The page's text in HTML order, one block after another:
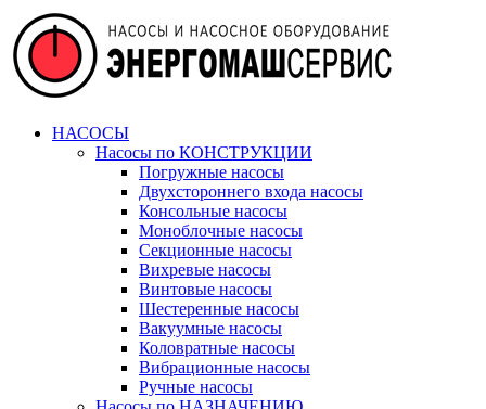
НАСОСЫ
Насосы по КОНСТРУКЦИИ
Погружные насосы
Двухстороннего входа насосы
Консольные насосы
Моноблочные насосы
Секционные насосы
Вихревые насосы
Винтовые насосы
Шестеренные насосы
Вакуумные насосы
Коловратные насосы
Вибрационные насосы
Ручные насосы